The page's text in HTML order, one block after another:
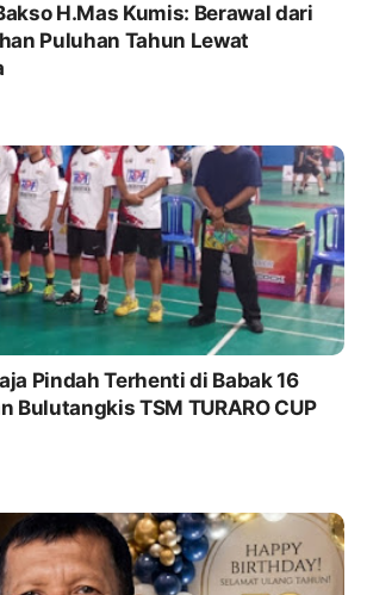
H.Mas Kumis: Berawal dari
Puluhan Tahun Lewat
Pindah Terhenti di Babak 16
Bulutangkis TSM TURARO CUP